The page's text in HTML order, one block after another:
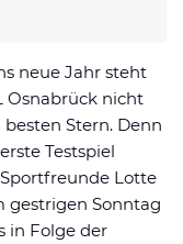
neue Jahr steht
Osnabrück nicht
Stern. Denn
Testspiel
Lotte
gestrigen Sonntag
in Folge der